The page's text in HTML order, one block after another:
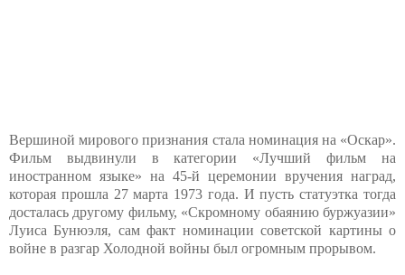
Вершиной мирового признания стала номинация на «Оскар».
Фильм выдвинули в категории «Лучший фильм на
иностранном языке» на 45-й церемонии вручения наград,
которая прошла 27 марта 1973 года. И пусть статуэтка тогда
досталась другому фильму, «Скромному обаянию буржуазии»
Луиса Бунюэля, сам факт номинации советской картины о
войне в разгар Холодной войны был огромным прорывом.